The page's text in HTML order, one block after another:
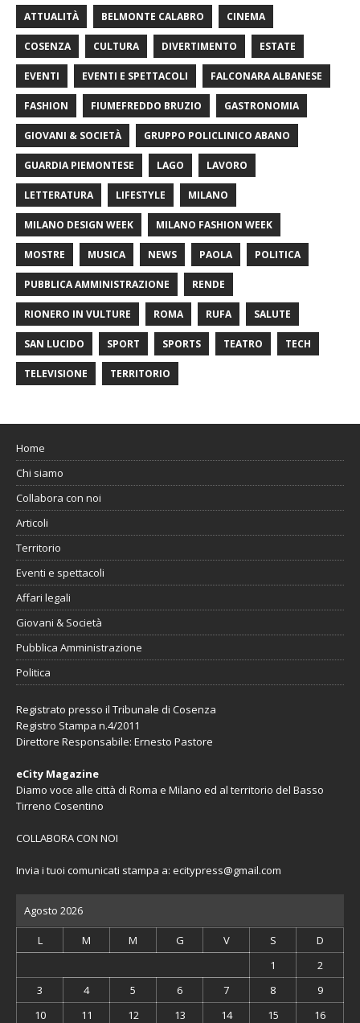
ATTUALITÀ BELMONTE CALABRO CINEMA
COSENZA CULTURA DIVERTIMENTO ESTATE
EVENTI EVENTI E SPETTACOLI FALCONARA ALBANESE
FASHION FIUMEFREDDO BRUZIO GASTRONOMIA
GIOVANI & SOCIETÀ GRUPPO POLICLINICO ABANO
GUARDIA PIEMONTESE LAGO LAVORO
LETTERATURA LIFESTYLE MILANO
MILANO DESIGN WEEK MILANO FASHION WEEK
MOSTRE MUSICA NEWS PAOLA POLITICA
PUBBLICA AMMINISTRAZIONE RENDE
RIONERO IN VULTURE ROMA RUFA SALUTE
SAN LUCIDO SPORT SPORTS TEATRO TECH
TELEVISIONE TERRITORIO
Home
Chi siamo
Collabora con noi
Articoli
Territorio
Eventi e spettacoli
Affari legali
Giovani & Società
Pubblica Amministrazione
Politica
Registrato presso il Tribunale di Cosenza
Registro Stampa n.4/2011
Direttore Responsabile: Ernesto Pastore
eCity Magazine
Diamo voce alle città di Roma e Milano ed al territorio del Basso
Tirreno Cosentino
COLLABORA CON NOI
Invia i tuoi comunicati stampa a: ecitypress@gmail.com
Agosto 2026
L M M G V S
D
1
2
3
4 5 6 7 8
9
10
11 12 13 14 15 16